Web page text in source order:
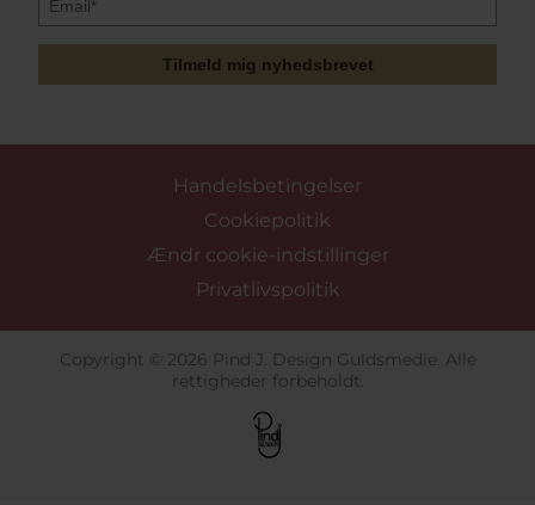
Tilmeld mig nyhedsbrevet
Handelsbetingelser
Cookiepolitik
Ændr cookie-indstillinger
Privatlivspolitik
Copyright © 2026 Pind J. Design Guldsmedie. Alle
rettigheder forbeholdt.